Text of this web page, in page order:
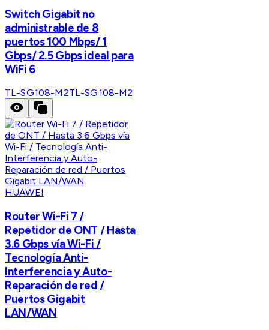
Switch Gigabit no
administrable de 8
puertos 100 Mbps/ 1
Gbps/ 2.5 Gbps ideal para
WiFi 6
TL-SG108-M2TL-SG108-M2
HUAWEI
Router Wi-Fi 7 /
Repetidor de ONT / Hasta
3.6 Gbps vía Wi-Fi /
Tecnología Anti-
Interferencia y Auto-
Reparación de red /
Puertos Gigabit
LAN/WAN